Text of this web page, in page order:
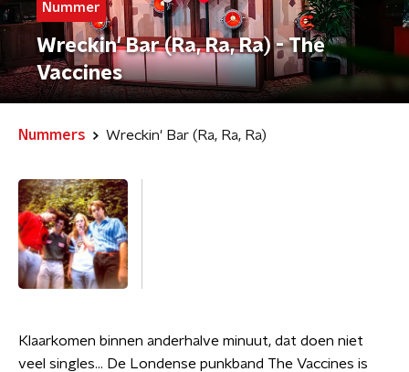
Nummer
Wreckin' Bar (Ra, Ra, Ra) - The
Vaccines
Nummers Wreckin' Bar (Ra, Ra, Ra)
Klaarkomen binnen anderhalve minuut, dat doen niet
veel singles... De Londense punkband The Vaccines is